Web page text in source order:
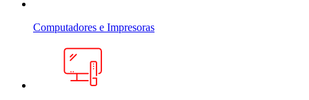
Computadores e Impresoras